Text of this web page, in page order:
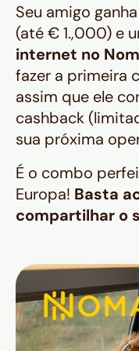
Seu amigo ganha
(até € 1.,000) e
internet no
fazer a primeira
assim que ele
cashback
sua próxima
‍É o combo
Europa! Basta
compartilhar o